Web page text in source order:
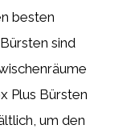
besten
sind
Plus Bürsten
um den